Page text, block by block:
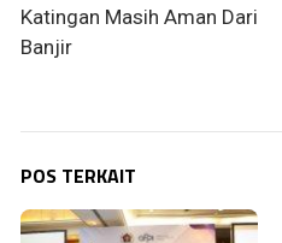
Katingan Masih Aman Dari
Banjir
POS TERKAIT